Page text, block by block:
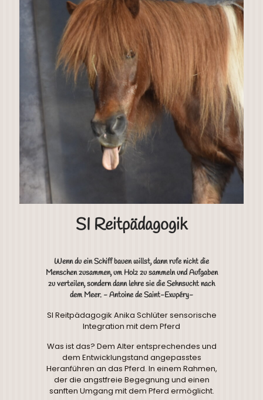
SI Reitpädagogik
Wenn du ein Schiff bauen willst, dann rufe nicht die
Menschen zusammen, um Holz zu sammeln und Aufgaben
zu verteilen, sondern dann lehre sie die Sehnsucht nach
dem Meer. - Antoine de Saint-Exupéry-
SI Reitpädagogik Anika Schlüter sensorische
Integration mit dem Pferd
Was ist das? Dem Alter entsprechendes und
dem Entwicklungstand angepasstes
Heranführen an das Pferd. In einem Rahmen,
der die angstfreie Begegnung und einen
sanften Umgang mit dem Pferd ermöglicht.